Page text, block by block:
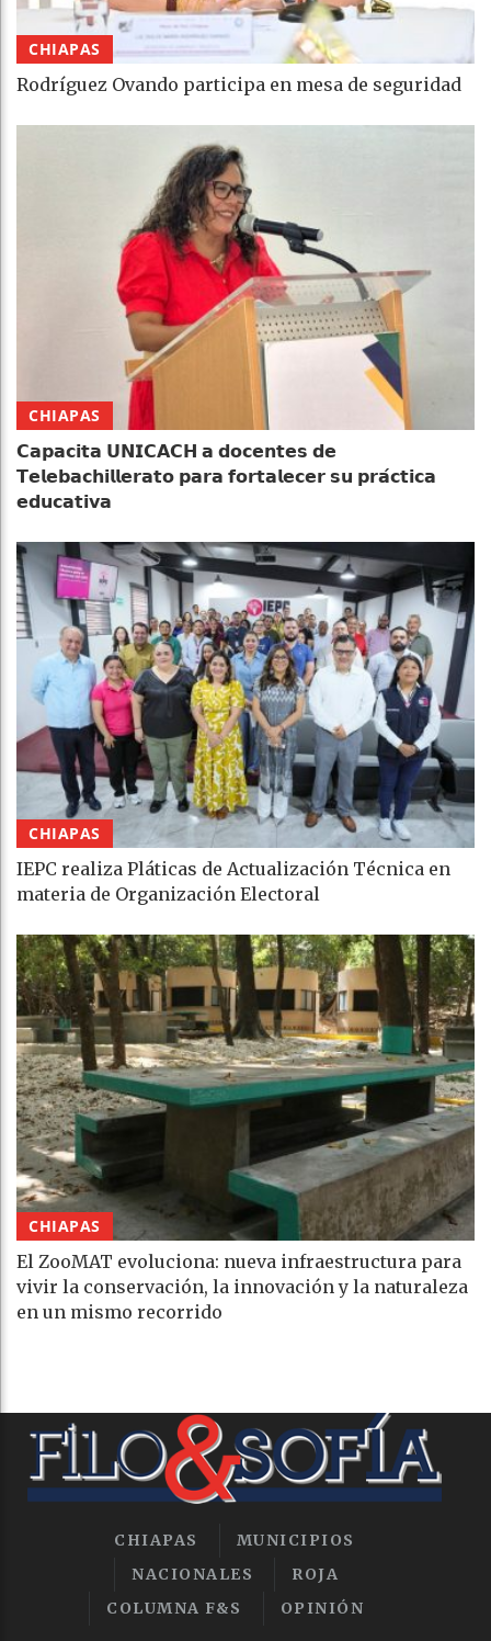
CHIAPAS
Rodríguez Ovando participa en mesa de seguridad
CHIAPAS
𝗖𝗮𝗽𝗮𝗰𝗶𝘁𝗮 𝗨𝗡𝗜𝗖𝗔𝗖𝗛 𝗮 𝗱𝗼𝗰𝗲𝗻𝘁𝗲𝘀 𝗱𝗲
𝗧𝗲𝗹𝗲𝗯𝗮𝗰𝗵𝗶𝗹𝗹𝗲𝗿𝗮𝘁𝗼 𝗽𝗮𝗿𝗮 𝗳𝗼𝗿𝘁𝗮𝗹𝗲𝗰𝗲𝗿 𝘀𝘂 𝗽𝗿𝗮́𝗰𝘁𝗶𝗰𝗮
𝗲𝗱𝘂𝗰𝗮𝘁𝗶𝘃𝗮
CHIAPAS
IEPC realiza Pláticas de Actualización Técnica en
materia de Organización Electoral
CHIAPAS
El ZooMAT evoluciona: nueva infraestructura para
vivir la conservación, la innovación y la naturaleza
en un mismo recorrido
CHIAPAS
MUNICIPIOS
NACIONALES
ROJA
COLUMNA F&S
OPINIÓN